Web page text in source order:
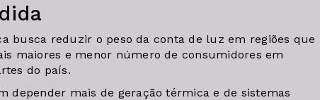
busca reduzir o peso da conta de luz em regiões que
maiores e menor número de consumidores em
do país.
depender mais de geração térmica e de sistemas